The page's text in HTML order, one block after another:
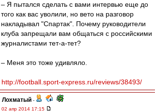
– Я пытался сделать с вами интервью еще до
того как вас уволили, но вето на разговор
накладывал "Спартак". Почему руководители
клуба запрещали вам общаться с российскими
журналистами тет-а-тет?
– Меня это тоже удивляло.
http://football.sport-express.ru/reviews/38493/
Лохматый -
02 апр 2014 17:15